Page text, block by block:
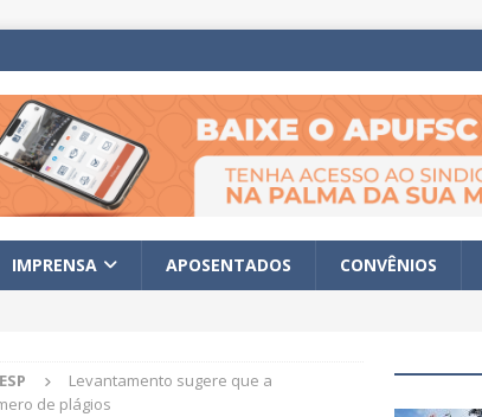
IMPRENSA APOSENTADOS CONVÊNIOS
Levantamento sugere que a
de plágios